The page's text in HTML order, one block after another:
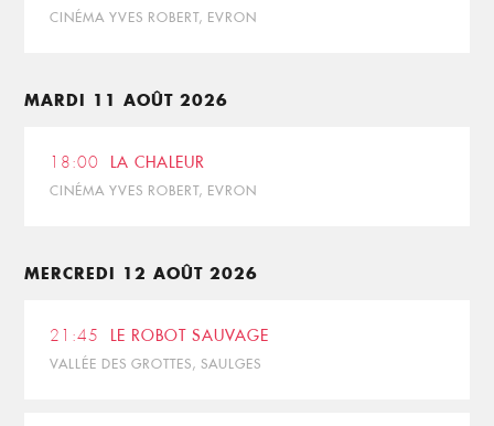
CINÉMA YVES ROBERT, EVRON
MARDI 11 AOÛT 2026
18:00 LA CHALEUR
CINÉMA YVES ROBERT, EVRON
MERCREDI 12 AOÛT 2026
21:45 LE ROBOT SAUVAGE
VALLÉE DES GROTTES, SAULGES